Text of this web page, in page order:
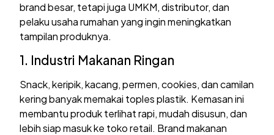
brand besar, tetapi juga UMKM, distributor, dan
pelaku usaha rumahan yang ingin meningkatkan
tampilan produknya.
1. Industri Makanan Ringan
Snack, keripik, kacang, permen, cookies, dan camilan
kering banyak memakai toples plastik. Kemasan ini
membantu produk terlihat rapi, mudah disusun, dan
lebih siap masuk ke toko retail. Brand makanan